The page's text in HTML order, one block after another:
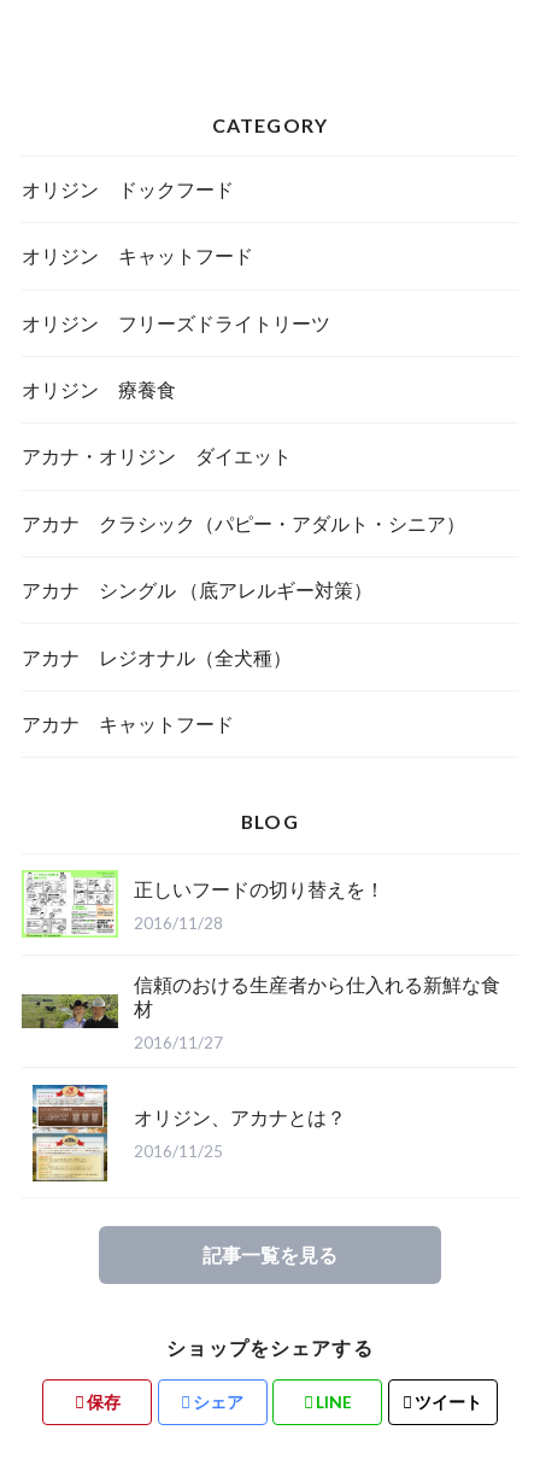
CATEGORY
オリジン ドックフード
オリジン キャットフード
オリジン フリーズドライトリーツ
オリジン 療養食
アカナ・オリジン ダイエット
アカナ クラシック（パピー・アダルト・シニア）
アカナ シングル （底アレルギー対策）
アカナ レジオナル（全犬種）
アカナ キャットフード
BLOG
正しいフードの切り替えを！
2016/11/28
信頼のおける生産者から仕入れる新鮮な食
材
2016/11/27
オリジン、アカナとは？
2016/11/25
記事一覧を見る
ショップをシェアする
保存 シェア LINE ツイート